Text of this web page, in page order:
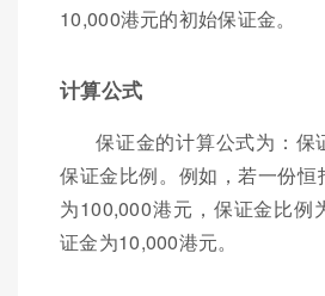
10,000港元的初始保证金。
计算公式
保证金的计算公式为：保
保证金比例。例如，若一份恒
为100,000港元，保证金比例
证金为10,000港元。